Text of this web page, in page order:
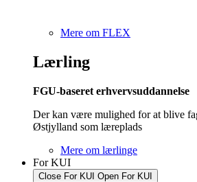
Mere om FLEX
Lærling
FGU-baseret erhvervsuddannelse
Der kan være mulighed for at blive
Østjylland som læreplads
Mere om lærlinge
For KUI
Close For KUI Open For KUI